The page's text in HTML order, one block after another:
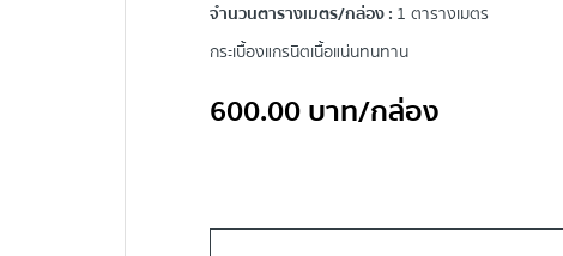
จำนวนตารางเมตร/กล่อง : 1 ตารางเมตร
กระเบื้องแกรนิตเนื้อแน่นทนทาน
600.00บาท/กล่อง